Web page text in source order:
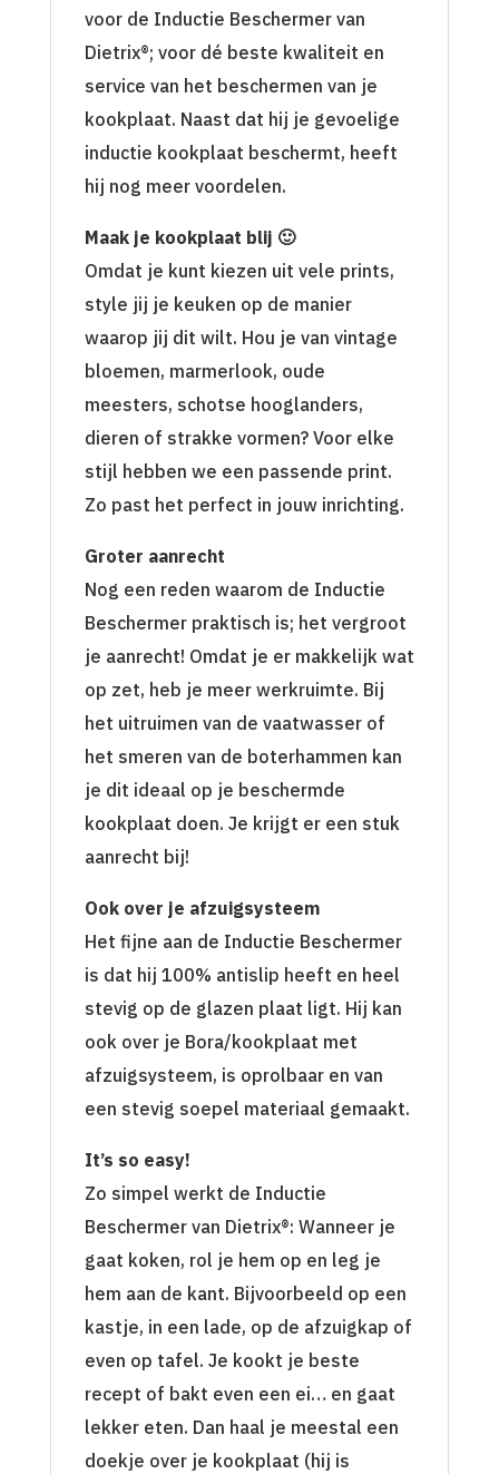
voor de Inductie Beschermer van
Dietrix®; voor dé beste kwaliteit en
service van het beschermen van je
kookplaat. Naast dat hij je gevoelige
inductie kookplaat beschermt, heeft
hij nog meer voordelen.
Maak je kookplaat blij 🙂
Omdat je kunt kiezen uit vele prints,
style jij je keuken op de manier
waarop jij dit wilt. Hou je van vintage
bloemen, marmerlook, oude
meesters, schotse hooglanders,
dieren of strakke vormen? Voor elke
stijl hebben we een passende print.
Zo past het perfect in jouw inrichting.
Groter aanrecht
Nog een reden waarom de Inductie
Beschermer praktisch is; het vergroot
je aanrecht! Omdat je er makkelijk wat
op zet, heb je meer werkruimte. Bij
het uitruimen van de vaatwasser of
het smeren van de boterhammen kan
je dit ideaal op je beschermde
kookplaat doen. Je krijgt er een stuk
aanrecht bij!
Ook over je afzuigsysteem
Het fijne aan de Inductie Beschermer
is dat hij 100% antislip heeft en heel
stevig op de glazen plaat ligt. Hij kan
ook over je Bora/kookplaat met
afzuigsysteem, is oprolbaar en van
een stevig soepel materiaal gemaakt.
It’s so easy!
Zo simpel werkt de Inductie
Beschermer van Dietrix®: Wanneer je
gaat koken, rol je hem op en leg je
hem aan de kant. Bijvoorbeeld op een
kastje, in een lade, op de afzuigkap of
even op tafel. Je kookt je beste
recept of bakt even een ei… en gaat
lekker eten. Dan haal je meestal een
doekje over je kookplaat (hij is